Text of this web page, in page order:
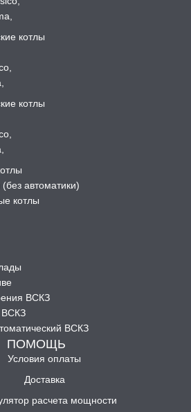
,
котлы
,
,
котлы
,
,
(без автоматики)
котлы
ВСКЗ
ВСКЗ
ВСКЗ
ПОМОЩЬ
Условия оплаты
Доставка
расчета мощности